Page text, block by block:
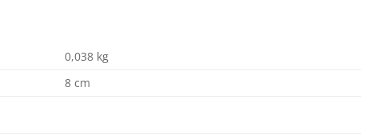
0,038 kg
8 cm